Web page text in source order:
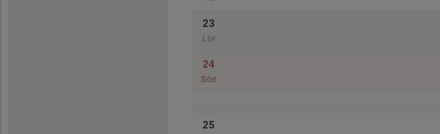
23
Lör
24
Sön
25